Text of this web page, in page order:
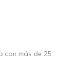
con más de 25